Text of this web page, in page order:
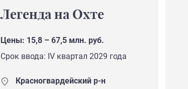
Легенда на Охте
Цены: 15,8 – 67,5 млн. руб.
Срок ввода: IV квартал 2029 года
Красногвардейский р-н